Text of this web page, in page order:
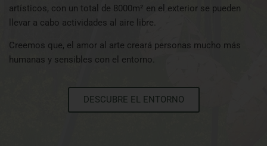
artísticos, con un total de 8000m² en el exterior se pueden
llevar a cabo actividades al aire libre.
Creemos que, el amor al arte creará personas mucho más
humanas y sensibles con el entorno.
DESCUBRE EL ENTORNO